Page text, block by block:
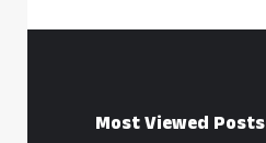
Most Viewed Posts